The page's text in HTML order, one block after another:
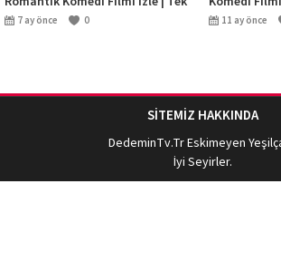
Parça HD
7 ay önce 0 11 ay önce
SİTEMİZ HAKKINDA
DedeminTv.TrEskimeyen
İyi Seyirler.